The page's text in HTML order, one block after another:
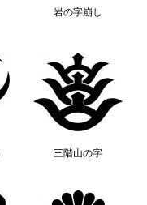
岩の字崩し
三階山の字